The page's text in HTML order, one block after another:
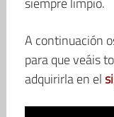
A continuación
para que veáis
adquirirla en el